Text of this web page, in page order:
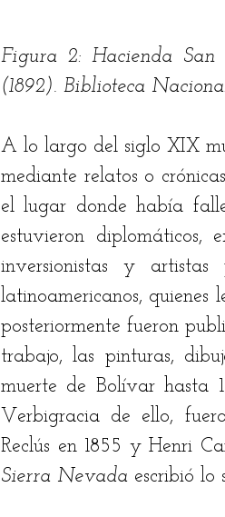
Figura 2: Hacienda San
(1892). Biblioteca
A lo largo del siglo XIX
mediante relatos o
el lugar donde había
estuvieron diplomáticos,
inversionistas y artistas
latinoamericanos, quienes
posteriormente fueron
trabajo, las pinturas,
muerte de Bolívar hasta
Verbigracia de ello,
Reclús en 1855 y Henri
Sierra Nevada escribió lo